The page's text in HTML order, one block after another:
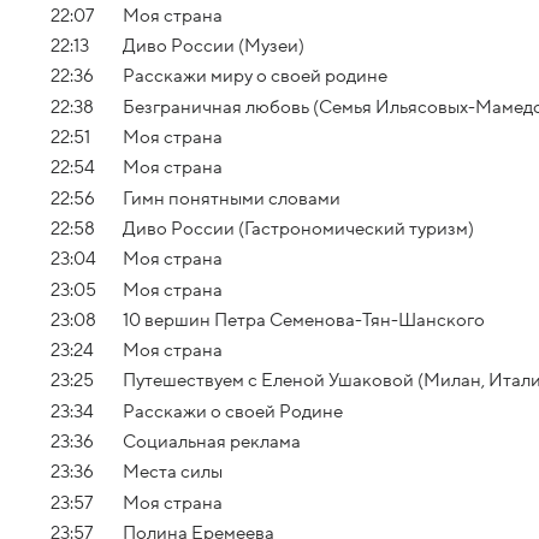
22:07
Моя страна
22:13
Диво России (Музеи)
22:36
Расскажи миру о своей родине
22:38
Безграничная любовь (Семья Ильясовых-
22:51
Моя страна
22:54
Моя страна
22:56
Гимн понятными словами
22:58
Диво России (Гастрономический туризм)
23:04
Моя страна
23:05
Моя страна
23:08
10 вершин Петра Семенова-Тян-Шанского
23:24
Моя страна
23:25
Путешествуем с Еленой Ушаковой (Милан,
23:34
Расскажи о своей Родине
23:36
Социальная реклама
23:36
Места силы
23:57
Моя страна
23:57
Полина Еремеева